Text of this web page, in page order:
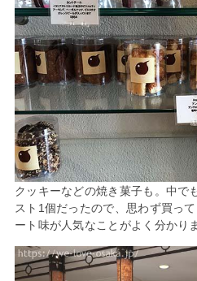
クッキーなどの焼き菓子も。中で
スト1個だったので、思わず買っ
ート味が人気なことがよく分かり